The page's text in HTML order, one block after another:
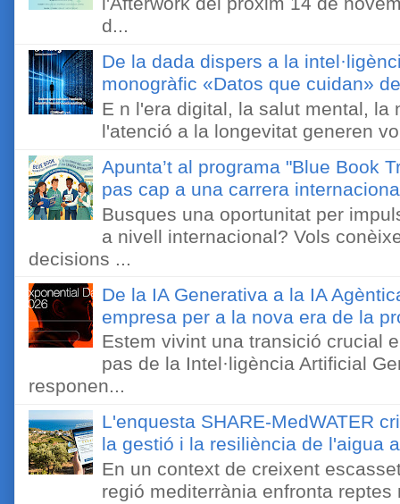
d...
De la dada dispers a la
monogràfic «Datos que cuidan»
E n l'era digital, la salut mental, la
l'atenció a la longevitat generen
Apunta’t al programa "Blue Book
pas cap a una carrera
Busques una oportunitat per
a nivell internacional? Vols
decisions ...
De la IA Generativa a la IA
empresa per a la nova era de la
Estem vivint una transició crucial
pas de la Intel·ligència Artificial
responen...
L'enquesta SHARE-MedWATER
la gestió i la resiliència de l'aigua
En un context de creixent
regió mediterrània enfronta